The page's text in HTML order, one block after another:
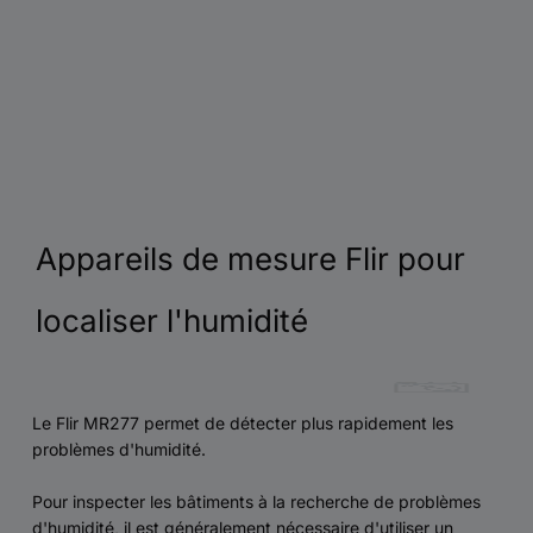
Appareils de mesure Flir pour
localiser l'humidité
Le Flir MR277 permet de détecter plus rapidement les
problèmes d'humidité.
Pour inspecter les bâtiments à la recherche de problèmes
d'humidité, il est généralement nécessaire d'utiliser un